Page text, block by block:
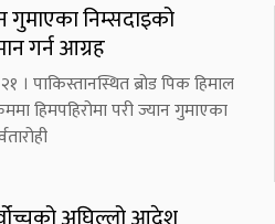
गुमाएका निम्सदाइको
गर्न आग्रह
। पाकिस्तानस्थित ब्रोड पिक हिमाल
हिमपहिरोमा परी ज्यान गुमाएका